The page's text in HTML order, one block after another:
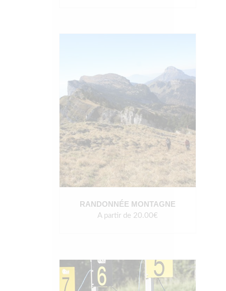
RANDONNÉE MONTAGNE
A partir de 20.00€